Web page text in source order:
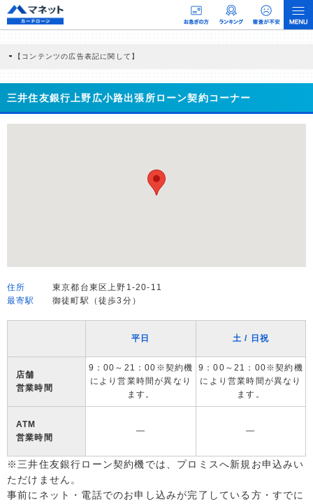
【コンテンツの広告表記に関して】
商品を根拠なくPRするものではなく、当編集部の調査／ユーザーへの口コミ収集な
どに基づき、公平性を担保した情報提供を行っています。
>提携企業一覧
三井住友銀行上野広小路出張所ローン契約コーナー
住所
東京都台東区上野1-20-11
最寄駅
御徒町駅（徒歩3分）
平日 土 / 日祝
店舗
営業時間
9：00～21：00※契約機
により営業時間が異なり
ます。
9：00～21：00※契約機
により営業時間が異なり
ます。
ATM
営業時間
― ―
※三井住友銀行ローン契約機では、プロミスへ新規お申込みい
ただけません。
事前にネット・電話でのお申し込みが完了している方・すでに